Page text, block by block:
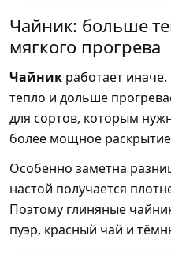
Чайник: больше
мягкого прогрева
Чайник работает
тепло и дольше
для сортов, которым
более мощное
Особенно заметна
настой получается
Поэтому глиняные
пуэр, красный чай и